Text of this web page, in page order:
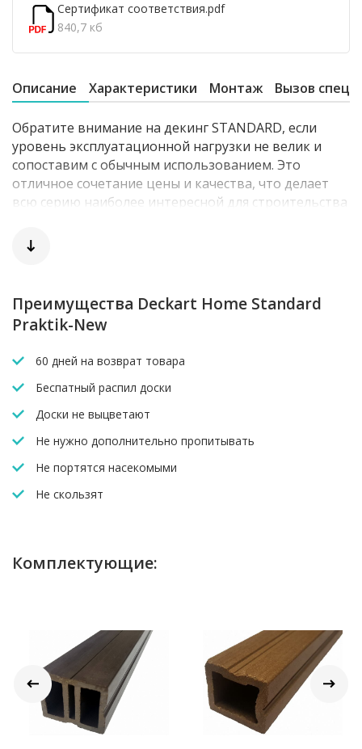
Сертификат соответствия.pdf
840,7 кб
Описание Характеристики Монтаж Вызов
Обратите внимание на декинг STANDARD, если
уровень эксплуатационной нагрузки не велик и
сопоставим с обычным использованием. Это
отличное сочетание цены и качества, что делает
всю серию наиболее интересной для строительства
балконов и прочих объектов.
Преимущества Deckart Home Standard
Praktik-New
60 дней на возврат товара
Беспатный распил доски
Доски не выцветают
Не нужно дополнительно пропитывать
Не портятся насекомыми
Не скользят
Комплектующие: